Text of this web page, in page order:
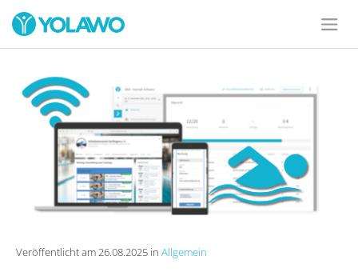
Veröffentlicht am 26.08.2025 in Allgemein